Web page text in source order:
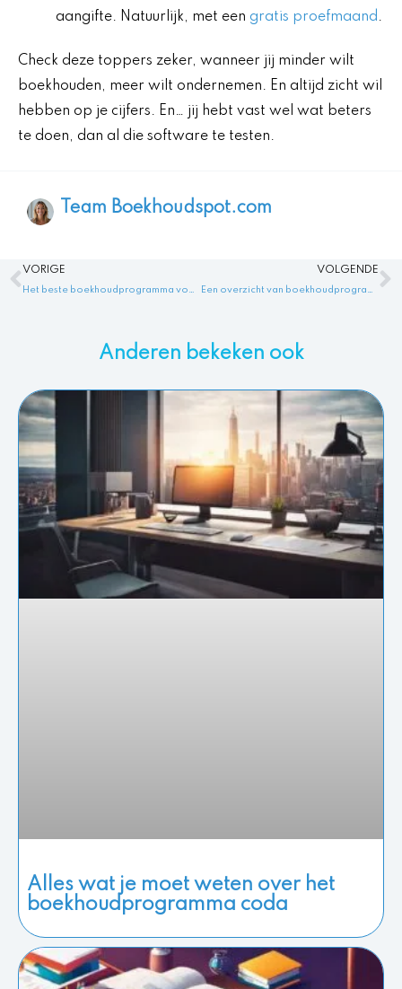
aangifte. Natuurlijk, met een gratis proefmaand .
Check deze toppers zeker, wanneer jij minder wilt
boekhouden, meer wilt ondernemen. En altijd zicht wil
hebben op je cijfers. En… jij hebt vast wel wat beters
te doen, dan al die software te testen.
Team Boekhoudspot.com
Vorige
VORIGE
Het beste boekhoudprogramma voor jeugdzorg: de ideale oplossing voor administratie en processen met boekhoudprogramma jeugdzorg.
VOLGENDE
Een overzicht van boekhoudprogramma’s voor bedrijven in Frankrijk – Boekhoudprogramma Frankrijk
Anderen bekeken ook
Alles wat je moet weten over het
boekhoudprogramma coda